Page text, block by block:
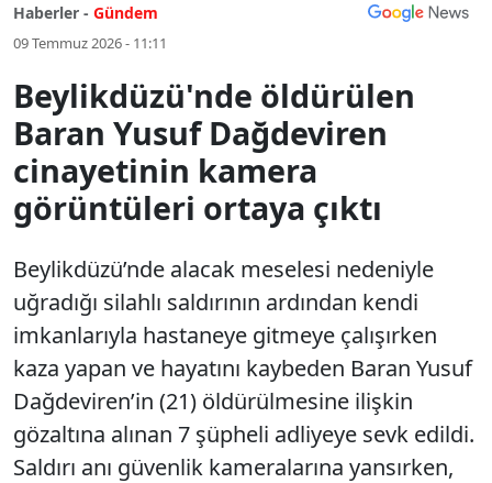
Haberler - Gündem
09 Temmuz 2026 - 11:11
Beylikdüzü'nde öldürülen
Baran Yusuf Dağdeviren
cinayetinin kamera
görüntüleri ortaya çıktı
Beylikdüzü’nde alacak meselesi nedeniyle
uğradığı silahlı saldırının ardından kendi
imkanlarıyla hastaneye gitmeye çalışırken
kaza yapan ve hayatını kaybeden Baran Yusuf
Dağdeviren’in (21) öldürülmesine ilişkin
gözaltına alınan 7 şüpheli adliyeye sevk edildi.
Saldırı anı güvenlik kameralarına yansırken,